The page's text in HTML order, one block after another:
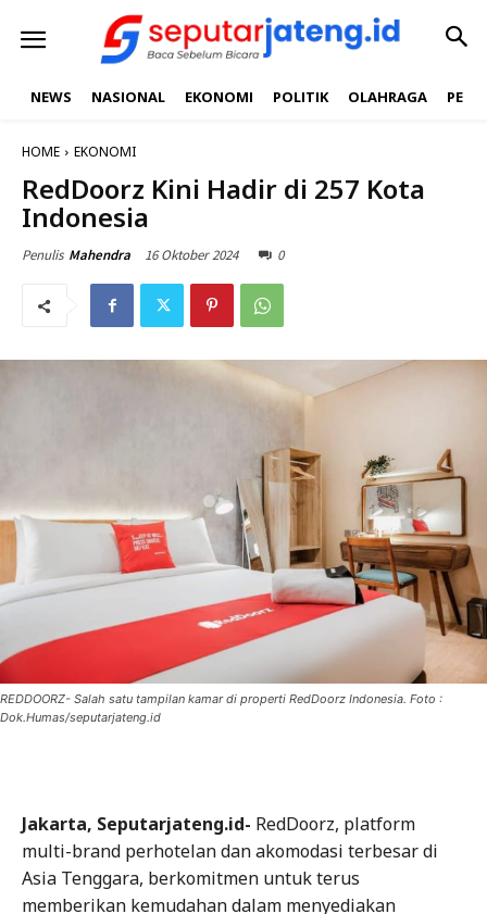
NEWS NASIONAL EKONOMI POLITIK OLAHRAGA
HOME EKONOMI
RedDoorz Kini Hadir di 257 Kota
Indonesia
Penulis Mahendra 16 Oktober 2024 0
REDDOORZ- Salah satu tampilan kamar di properti RedDoorz Indonesia. Foto :
Dok.Humas/seputarjateng.id
Jakarta, Seputarjateng.id- RedDoorz, platform
multi-brand perhotelan dan akomodasi terbesar di
Asia Tenggara, berkomitmen untuk terus
memberikan kemudahan dalam menyediakan